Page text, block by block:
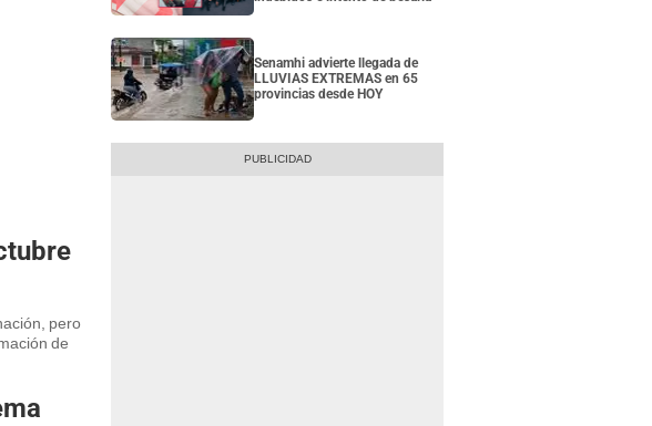
pero
de
Senamhi advierte llegada de
LLUVIAS EXTREMAS en 65
provincias desde HOY